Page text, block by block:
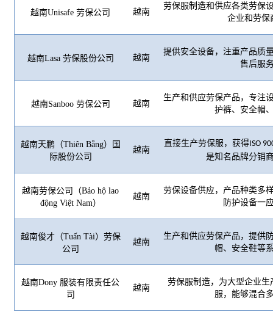
越南Unisafe 劳保公司 越南
劳保服制造和供应各类劳保
企业和劳保
越南Lasa 劳保股份公司 越南
提供安全设备，注重产品质
售后服
越南Sanboo 劳保公司 越南
生产和供应劳保产品，专注
护裤、安全帽
越南天鹏（Thiên Bằng）国
际股份公司
越南
直接生产劳保服，获得 ISO
是知名品牌分销
越南劳保公司（Bảo hộ lao
động Việt Nam）
越南
劳保设备供应，产品种类多
防护设备一
越南俊才（Tuấn Tài）劳保
公司
越南
生产和供应劳保产品，提供
帽、安全鞋等
越南Dony 服装有限责任公
司
越南
劳保服制造，为大型企业
服，能够混合